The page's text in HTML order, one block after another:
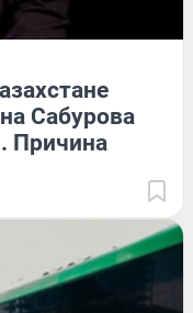
Сабурова
Причина